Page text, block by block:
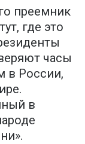
преемник
где это
часы
в России,
в